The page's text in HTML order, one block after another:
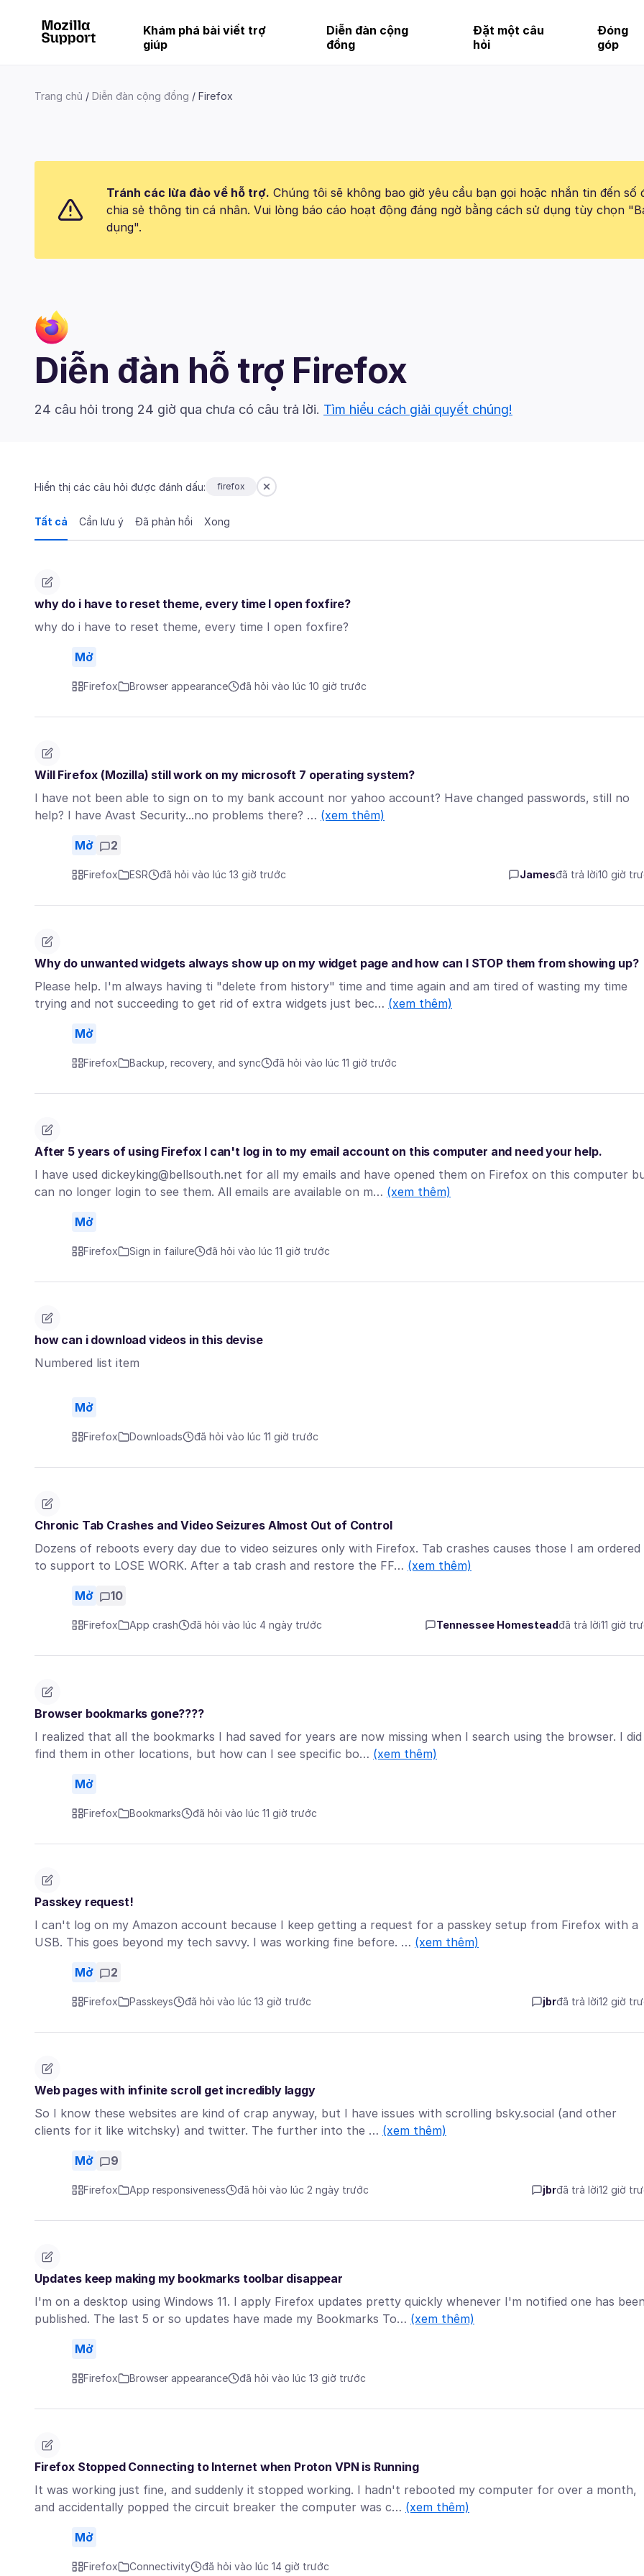
Khám phá bài viết trợ
giúp
Diễn đàn cộng
đồng
Đặt một câu
hỏi
Đóng
góp
Trang chủ Diễn đàn cộng đồng Firefox
Tránh các lừa đảo về hỗ trợ. Chúng tôi sẽ không bao giờ yêu cầu bạn gọi hoặc nhắn tin đến số
chia sẻ thông tin cá nhân. Vui lòng báo cáo hoạt động đáng ngờ bằng cách sử dụng tùy chọn
dụng".
Diễn đàn hỗ trợ Firefox
24 câu hỏi trong 24 giờ qua chưa có câu trả lời. Tìm hiểu cách giải quyết chúng!
Hiển thị các câu hỏi được đánh dấu: firefox
Tất cả Cần lưu ý Đã phản hồi Xong
why do i have to reset theme, every time I open foxfire?
why do i have to reset theme, every time I open foxfire?
Mở
Firefox Browser appearance đã hỏi vào lúc 10 giờ trước
Will Firefox (Mozilla) still work on my microsoft 7 operating system?
I have not been able to sign on to my bank account nor yahoo account? Have changed passwords, still no
help? I have Avast Security...no problems there? … (xem thêm)
Mở 2
Firefox ESR đã hỏi vào lúc 13 giờ trước Jamesđã trả lời10 giờ
Why do unwanted widgets always show up on my widget page and how can I STOP them from showing up?
Please help. I'm always having ti "delete from history" time and time again and am tired of wasting my time
trying and not succeeding to get rid of extra widgets just bec… (xem thêm)
Mở
Firefox Backup, recovery, and sync đã hỏi vào lúc 11 giờ trước
After 5 years of using Firefox I can't log in to my email account on this computer and need your help.
I have used dickeyking@bellsouth.net for all my emails and have opened them on Firefox on this computer
can no longer login to see them. All emails are available on m… (xem thêm)
Mở
Firefox Sign in failure đã hỏi vào lúc 11 giờ trước
how can i download videos in this devise
Numbered list item
Mở
Firefox Downloads đã hỏi vào lúc 11 giờ trước
Chronic Tab Crashes and Video Seizures Almost Out of Control
Dozens of reboots every day due to video seizures only with Firefox. Tab crashes causes those I am ordered
to support to LOSE WORK. After a tab crash and restore the FF… (xem thêm)
Mở 10
Firefox App crash đã hỏi vào lúc 4 ngày trước Tennessee Homesteadđã trả lời11 giờ
Browser bookmarks gone????
I realized that all the bookmarks I had saved for years are now missing when I search using the browser. I did
find them in other locations, but how can I see specific bo… (xem thêm)
Mở
Firefox Bookmarks đã hỏi vào lúc 11 giờ trước
Passkey request!
I can't log on my Amazon account because I keep getting a request for a passkey setup from Firefox with a
USB. This goes beyond my tech savvy. I was working fine before. … (xem thêm)
Mở 2
Firefox Passkeys đã hỏi vào lúc 13 giờ trước jbrđã trả lời12 giờ
Web pages with infinite scroll get incredibly laggy
So I know these websites are kind of crap anyway, but I have issues with scrolling bsky.social (and other
clients for it like witchsky) and twitter. The further into the … (xem thêm)
Mở 9
Firefox App responsiveness đã hỏi vào lúc 2 ngày trước jbrđã trả lời12 giờ
Updates keep making my bookmarks toolbar disappear
I'm on a desktop using Windows 11. I apply Firefox updates pretty quickly whenever I'm notified one has
published. The last 5 or so updates have made my Bookmarks To… (xem thêm)
Mở
Firefox Browser appearance đã hỏi vào lúc 13 giờ trước
Firefox Stopped Connecting to Internet when Proton VPN is Running
It was working just fine, and suddenly it stopped working. I hadn't rebooted my computer for over a month,
and accidentally popped the circuit breaker the computer was c… (xem thêm)
Mở
Firefox Connectivity đã hỏi vào lúc 14 giờ trước